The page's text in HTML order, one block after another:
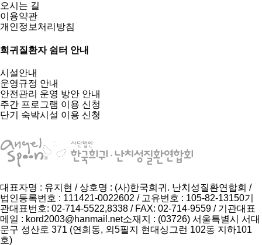
오시는 길
이용약관
개인정보처리방침
희귀질환자 쉼터 안내
시설안내
운영규정 안내
안전관리 운영 방안 안내
주간 프로그램 이용 신청
단기 숙박시설 이용 신청
대표자명 : 유지현 / 상호명 : (사)한국희귀. 난치성질환연합회 /
법인등록번호 : 111421-0022602 / 고유번호 : 105-82-13150기
관대표번호: 02-714-5522,8338 / FAX: 02-714-9559 / 기관대표
메일 : kord2003@hanmail.net소재지 : (03726) 서울특별시 서대
문구 성산로 371 (연희동, 외5필지 현대싱그런 102동 지하101
호)